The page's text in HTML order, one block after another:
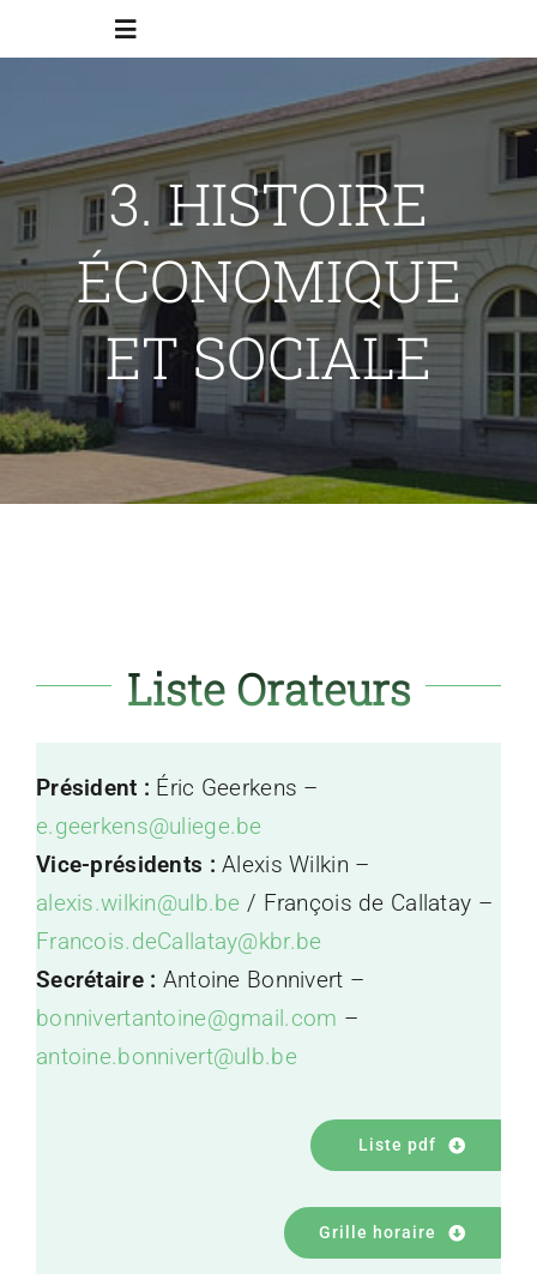
to
Toggle
Programmes
Inscriptions
Contact
ACfHAB
3. HISTOIRE
ÉCONOMIQUE
ET SOCIALE
Liste Orateurs
Président : Éric Geerkens –
e.geerkens@uliege.be
Vice-présidents : Alexis Wilkin –
alexis.wilkin@ulb.be / François de Callatay –
Francois.deCallatay@kbr.be
Secrétaire : Antoine Bonnivert –
bonnivertantoine@gmail.com –
antoine.bonnivert@ulb.be
Liste pdf
Grille horaire